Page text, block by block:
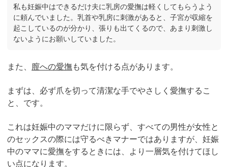
私も妊娠中はできるだけ夫に乳房の愛撫は軽くしてもらうよう
に頼んでいました。乳首や乳房に刺激があると、子宮が収縮を
起こしているのが分かり、張りも出てくるので、あまり刺激し
ないようにお願いしていました。
また、 膣への愛撫も気を付ける点があります。
まずは、必ず爪を切って清潔な手でやさしく愛撫するこ
と、です。
これは妊娠中のママだけに限らず、すべての男性が女性と
のセックスの際には守るべきマナーではありますが、妊娠
中のママに愛撫をするときには、より一層気を付けてほし
い点になります。